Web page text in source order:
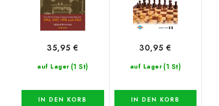
auf Lager (1 St)
35,95 €
IN DEN KORB
auf Lager (1 St)
30,95 €
IN DEN KORB